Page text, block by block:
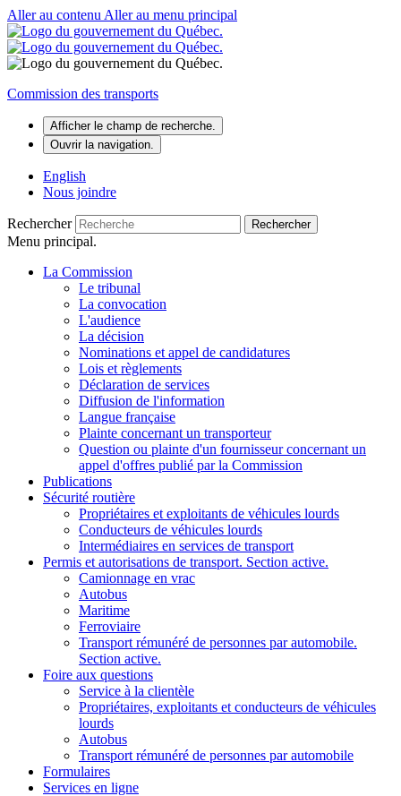
Aller au contenu Aller au menu principal
Commission des transports
Afficher le champ de recherche.
Ouvrir la navigation.
English
Nous joindre
Rechercher Rechercher
Menu principal.
La Commission
Le tribunal
La convocation
L'audience
La décision
Nominations et appel de candidatures
Lois et règlements
Déclaration de services
Diffusion de l'information
Langue française
Plainte concernant un transporteur
Question ou plainte d'un fournisseur concernant un
appel d'offres publié par la Commission
Publications
Sécurité routière
Propriétaires et exploitants de véhicules lourds
Conducteurs de véhicules lourds
Intermédiaires en services de transport
Permis et autorisations de transport. Section active.
Camionnage en vrac
Autobus
Maritime
Ferroviaire
Transport rémunéré de personnes par automobile.
Section active.
Foire aux questions
Service à la clientèle
Propriétaires, exploitants et conducteurs de véhicules
lourds
Autobus
Transport rémunéré de personnes par automobile
Formulaires
Services en ligne